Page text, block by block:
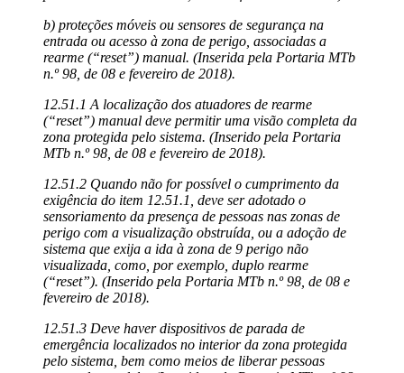
b) proteções móveis ou sensores de segurança na
entrada ou acesso à zona de perigo, associadas a
rearme (“reset”) manual. (Inserida pela Portaria MTb
n.º 98, de 08 e fevereiro de 2018).
12.51.1 A localização dos atuadores de rearme
(“reset”) manual deve permitir uma visão completa da
zona protegida pelo sistema. (Inserido pela Portaria
MTb n.º 98, de 08 e fevereiro de 2018).
12.51.2 Quando não for possível o cumprimento da
exigência do item 12.51.1, deve ser adotado o
sensoriamento da presença de pessoas nas zonas de
perigo com a visualização obstruída, ou a adoção de
sistema que exija a ida à zona de 9 perigo não
visualizada, como, por exemplo, duplo rearme
(“reset”). (Inserido pela Portaria MTb n.º 98, de 08 e
fevereiro de 2018).
12.51.3 Deve haver dispositivos de parada de
emergência localizados no interior da zona protegida
pelo sistema, bem como meios de liberar pessoas